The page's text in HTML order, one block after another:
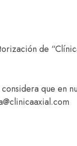
de
que en